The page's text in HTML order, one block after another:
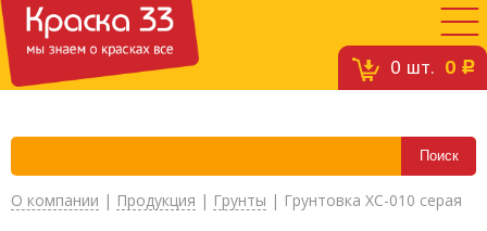
0 шт. 0 c
О компании | Продукция | Грунты | Грунтовка ХС-010 серая